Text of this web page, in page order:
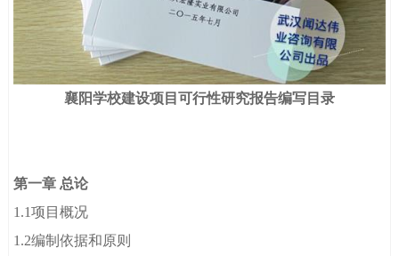
襄阳学校建设项目可行性研究报告编写目录
第一章 总论
1.1项目概况
1.2编制依据和原则